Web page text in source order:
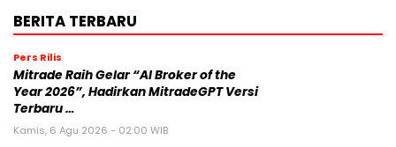
BERITA TERBARU
Pers Rilis
Mitrade Raih Gelar “AI Broker of the
Year 2026”, Hadirkan MitradeGPT Versi
Terbaru …
Kamis, 6 Agu 2026 - 02:00 WIB